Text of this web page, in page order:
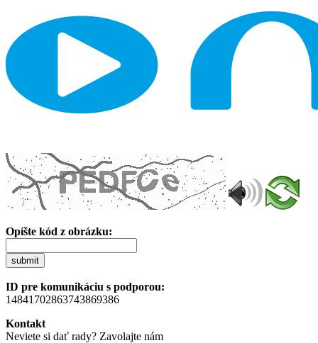
Opíšte kód z obrázku:
submit
ID pre komunikáciu s podporou:
14841702863743869386
Kontakt
Neviete si dať rady? Zavolajte nám